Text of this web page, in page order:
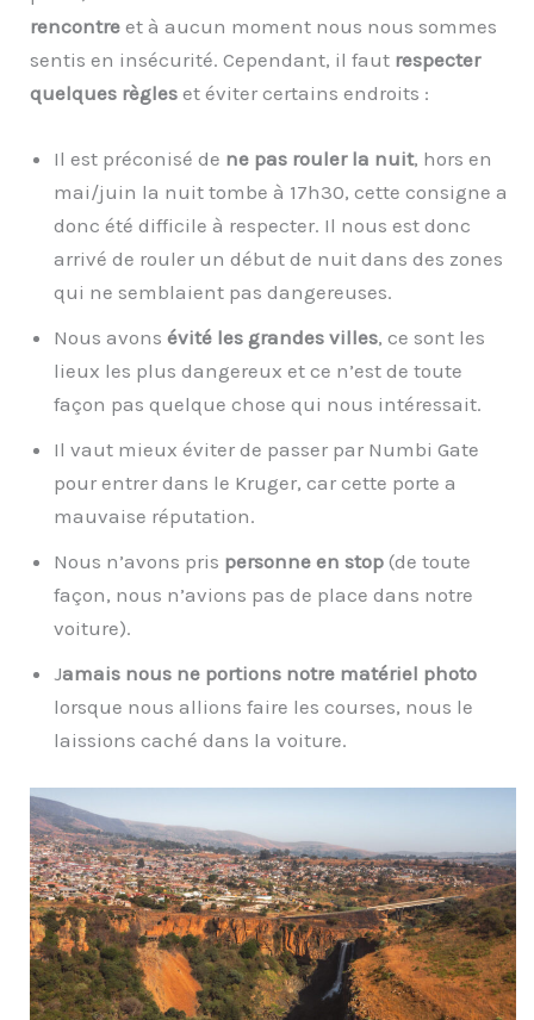
rencontre et à aucun moment nous nous sommes
sentis en insécurité. Cependant, il faut respecter
quelques règles et éviter certains endroits :
Il est préconisé de ne pas rouler la nuit, hors en
mai/juin la nuit tombe à 17h30, cette consigne a
donc été difficile à respecter. Il nous est donc
arrivé de rouler un début de nuit dans des zones
qui ne semblaient pas dangereuses.
Nous avons évité les grandes villes, ce sont les
lieux les plus dangereux et ce n’est de toute
façon pas quelque chose qui nous intéressait.
Il vaut mieux éviter de passer par Numbi Gate
pour entrer dans le Kruger, car cette porte a
mauvaise réputation.
Nous n’avons pris personne en stop (de toute
façon, nous n’avions pas de place dans notre
voiture).
Jamais nous ne portions notre matériel photo
lorsque nous allions faire les courses, nous le
laissions caché dans la voiture.